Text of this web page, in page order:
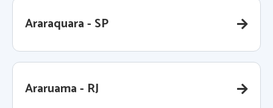
Araraquara - SP
Araruama - RJ